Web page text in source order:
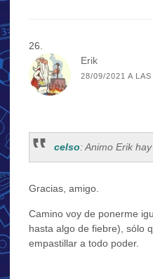
Erik
28/09/2021 A
celso: Animo Erik
Gracias, amigo.
Camino voy de ponerme
hasta algo de fiebre), sólo
empastillar a todo poder.